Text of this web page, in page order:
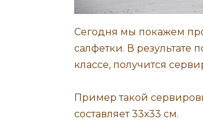
Сегодня мы покажем
салфетки. В результате
классе, получится
Пример такой
составляет 33х33 см.